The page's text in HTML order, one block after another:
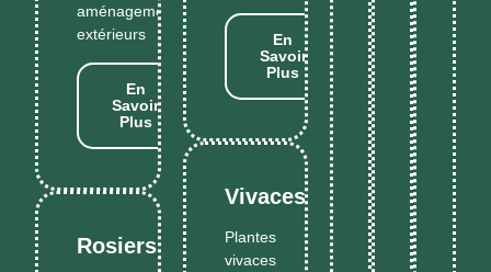
aménagements
extérieurs
En
Savoir
Plus
Rosiers
En
Savoir
Plus
Vivaces
Plantes
vivaces